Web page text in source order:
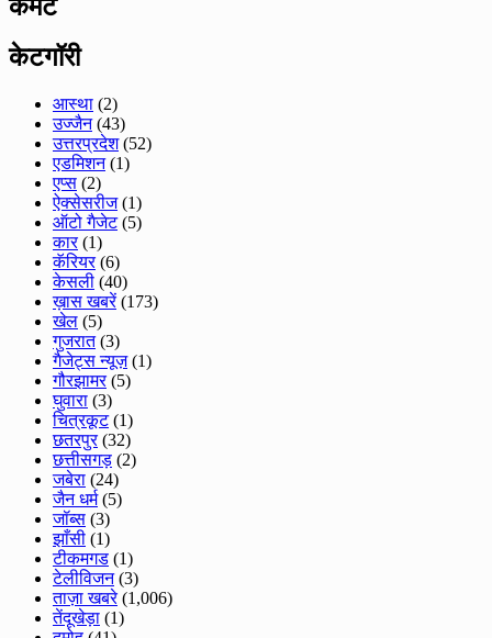
कमेंट
केटगॉरी
आस्था (2)
उज्जैन(43)
उत्तरप्रदेश(52)
एडमिशन(1)
एप्स (2)
ऐक्सेसरीज(1)
ऑटो गैजेट(5)
कार(1)
कॅरियर(6)
केसली (40)
ख़ास खबरें(173)
खेल (5)
गुजरात(3)
गैजेट्स न्यूज़(1)
गौरझामर(5)
घुवारा (3)
चित्रकूट(1)
छतरपुर(32)
छत्तीसगड़ (2)
जबेरा (24)
जैन धर्म(5)
जॉब्स (3)
झाँसी (1)
टीकमगड (1)
टेलीविजन(3)
ताज़ा खबरे(1,006)
तेंदूखेड़ा (1)